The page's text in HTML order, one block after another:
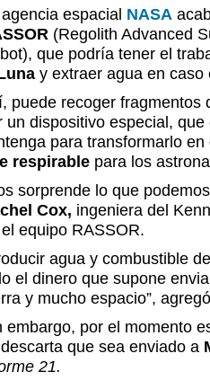
espacial NASA
(Regolith Advanced
que podría tener el
y extraer agua en caso
puede recoger fragmentos
un dispositivo especial,
para transformarlo en
respirable para los
sorprende lo que
Cox, ingeniera del
equipo RASSOR.
agua y combustible
el dinero que supone
y mucho espacio”,
embargo, por el momento
que sea enviado a
21.